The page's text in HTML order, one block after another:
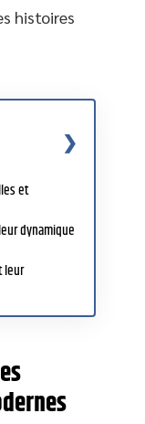
histoires
et
dynamique
leur